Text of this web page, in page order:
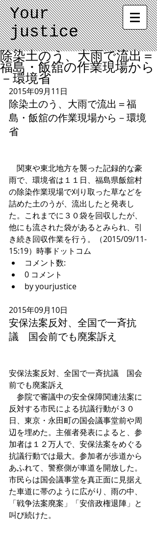
Your
justice
除染土のう、大雨で流出＝
福島・飯舘の作業現場から
－環境省
2015年09月11日
除染土のう、大雨で流出＝福
島・飯舘の作業現場から－環境
省
関東や東北地方を襲った記録的な豪
雨で、環境省は１１日、福島県飯舘村
の除染作業現場で刈り取った草などを
詰めた土のうが、流出したと発表し
た。これまでに３０袋を回収したが、
他にも流された袋があるとみられ、引
き続き回収作業を行う。（2015/09/11-
15:19）時事ドットコム
コメント数:
0 コメント
by yourjustice
2015年09月10日
安保法案反対、全国で一斉抗
議　国会前でも廃案訴え
安保法案反対、全国で一斉抗議　国会
前でも廃案訴え
参院で審議中の安全保障関連法案に
反対する市民による抗議行動が３０
日、東京・永田町の国会議事堂前や周
辺を埋めた。主催者発表によると、参
加者は１２万人で、安保法案をめぐる
抗議行動では最大。参加者が歩道から
あふれて、警察側が車道を開放した。
市民らは国会議事堂を真正面に見据え
た車道に帯のように広がり、雨の中、
「戦争法案廃案」「安倍政権退陣」と
叫び続けた。